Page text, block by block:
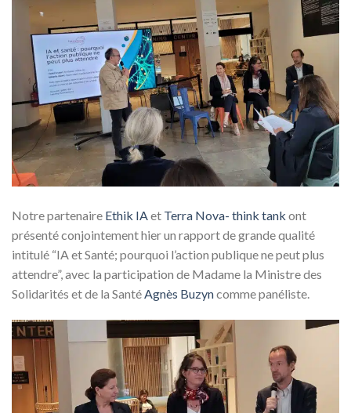
Notre partenaire Ethik IA et Terra Nova- think tank ont
présenté conjointement hier un rapport de grande qualité
intitulé “IA et Santé; pourquoi l’action publique ne peut plus
attendre”, avec la participation de Madame la Ministre des
Solidarités et de la Santé Agnès Buzyncomme panéliste.